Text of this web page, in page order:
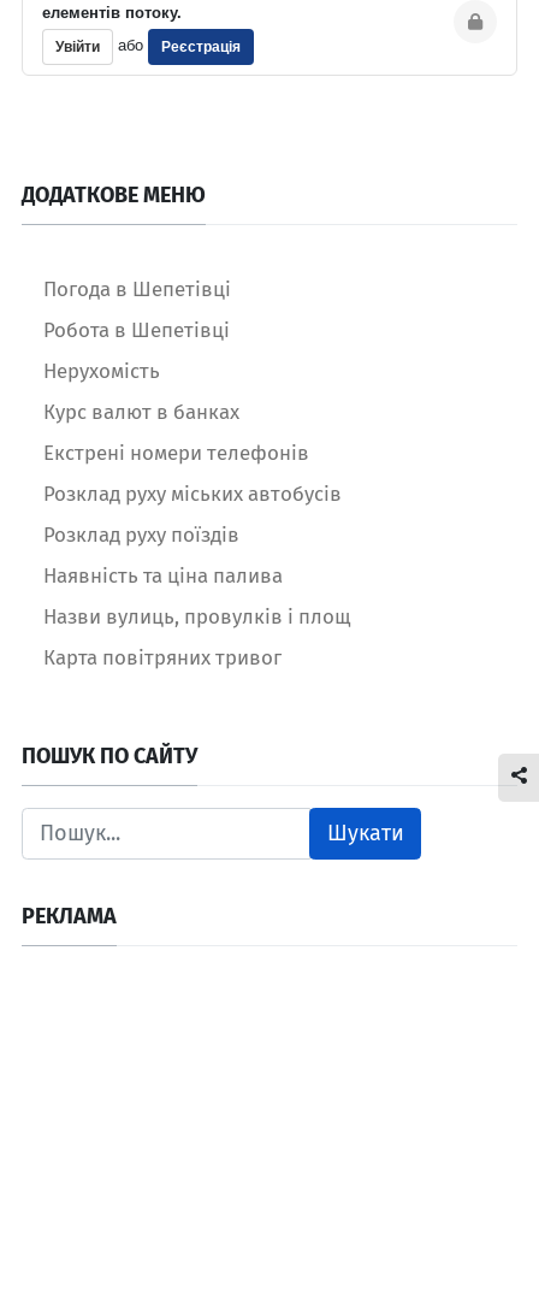
елементів потоку.
Увійти або Реєстрація
ДОДАТКОВЕ МЕНЮ
Погода в Шепетівці
Робота в Шепетівці
Нерухомість
Курс валют в банках
Екстрені номери телефонів
Розклад руху міських автобусів
Розклад руху поїздів
Наявність та ціна палива
Назви вулиць, провулків і площ
Карта повітряних тривог
ПОШУК ПО САЙТУ
Шукати
РЕКЛАМА